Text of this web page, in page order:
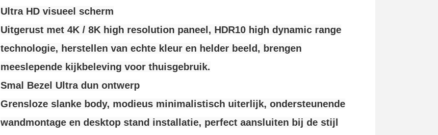
Ultra HD visueel scherm
Uitgerust met 4K / 8K high resolution paneel, HDR10 high dynamic range
technologie, herstellen van echte kleur en helder beeld, brengen
meeslepende kijkbeleving voor thuisgebruik.
Smal Bezel Ultra dun ontwerp
Grensloze slanke body, modieus minimalistisch uiterlijk, ondersteunende
wandmontage en desktop stand installatie, perfect aansluiten bij de stijl